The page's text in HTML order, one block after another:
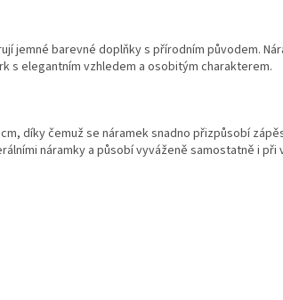
jemné barevné doplňky s přírodním původem.
s elegantním vzhledem a osobitým charakterem.
díky čemuž se náramek snadno přizpůsobí
náramky a působí vyváženě samostatně i při